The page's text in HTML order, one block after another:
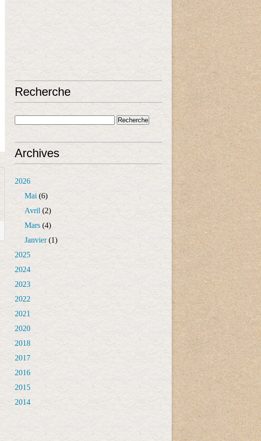
Recherche
Archives
2026
Mai (6)
Avril (2)
Mars (4)
Janvier(1)
2025
2024
2023
2022
2021
2020
2018
2017
2016
2015
2014